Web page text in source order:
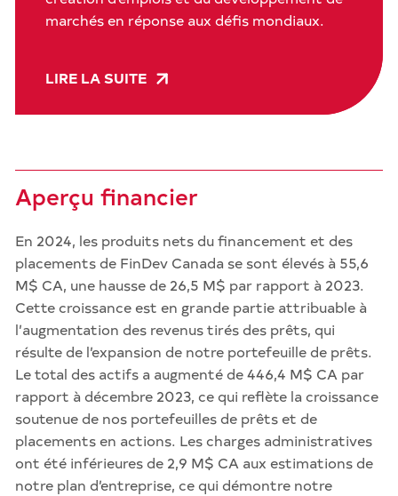
marchés en réponse aux défis mondiaux.
LIRE LA SUITE
Aperçu financier
En 2024, les produits nets du financement et des
placements de FinDev Canada se sont élevés à 55,6
M$ CA, une hausse de 26,5 M$ par rapport à 2023.
Cette croissance est en grande partie attribuable à
l’augmentation des revenus tirés des prêts, qui
résulte de l’expansion de notre portefeuille de prêts.
Le total des actifs a augmenté de 446,4 M$ CA par
rapport à décembre 2023, ce qui reflète la croissance
soutenue de nos portefeuilles de prêts et de
placements en actions. Les charges administratives
ont été inférieures de 2,9 M$ CA aux estimations de
notre plan d’entreprise, ce qui démontre notre